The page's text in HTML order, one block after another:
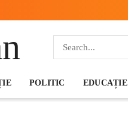
POLITIC EDUCAȚIE